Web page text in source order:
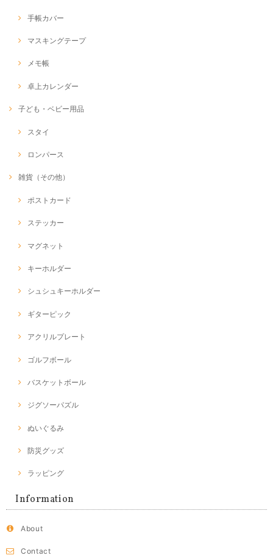
手帳カバー
マスキングテープ
メモ帳
卓上カレンダー
子ども・ベビー用品
スタイ
ロンパース
雑貨（その他）
ポストカード
ステッカー
マグネット
キーホルダー
シュシュキーホルダー
ギターピック
アクリルプレート
ゴルフボール
バスケットボール
ジグソーパズル
ぬいぐるみ
防災グッズ
ラッピング
Information
About
Contact